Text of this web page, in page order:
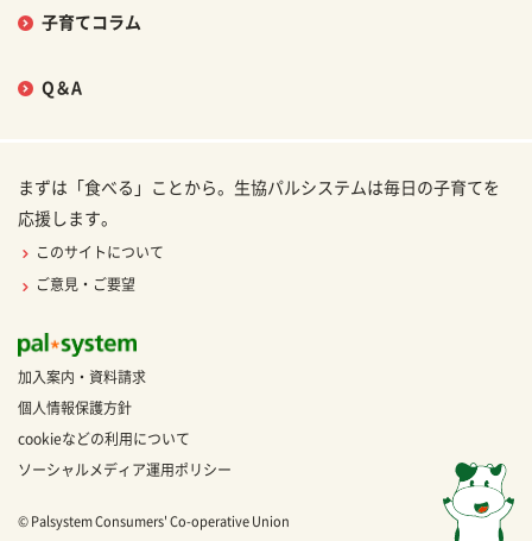
子育てコラム
Q＆A
まずは「食べる」ことから。生協パルシステムは毎日の子育てを
応援します。
このサイトについて
ご意見・ご要望
加入案内・資料請求
個人情報保護方針
cookieなどの利用について
ソーシャルメディア運用ポリシー
© Palsystem Consumers' Co-operative Union